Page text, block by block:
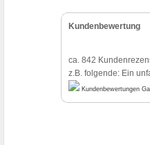
Kundenbewertung
ca. 842
z.B. folgende: Ein